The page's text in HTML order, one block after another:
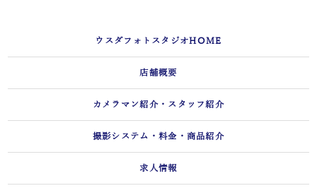
ウスダフォトスタジオHOME
店舗概要
カメラマン紹介・スタッフ紹介
撮影システム・料金・商品紹介
求人情報